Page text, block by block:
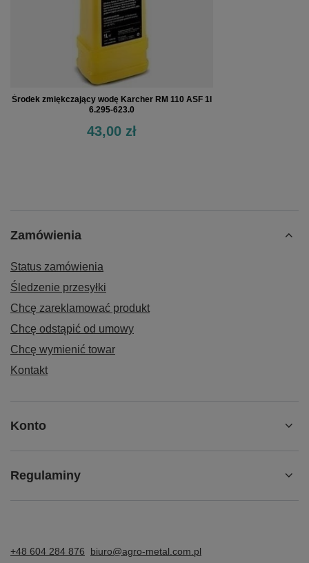
Środek zmiękczający wodę Karcher RM 110 ASF 1l
6.295-623.0
43,00 zł
Zamówienia
Status zamówienia
Śledzenie przesyłki
Chcę zareklamować produkt
Chcę odstąpić od umowy
Chcę wymienić towar
Kontakt
Konto
Regulaminy
+48 604 284 876 biuro@agro-metal.com.pl